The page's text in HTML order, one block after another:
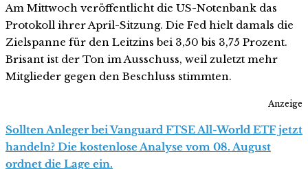
Am Mittwoch veröffentlicht die US-Notenbank das
Protokoll ihrer April-Sitzung. Die Fed hielt damals die
Zielspanne für den Leitzins bei 3,50 bis 3,75 Prozent.
Brisant ist der Ton im Ausschuss, weil zuletzt mehr
Mitglieder gegen den Beschluss stimmten.
Anzeige
Sollten Anleger bei Vanguard FTSE All-World ETF jetzt
handeln? Die kostenlose Analyse vom 08. August
ordnet die Lage ein.